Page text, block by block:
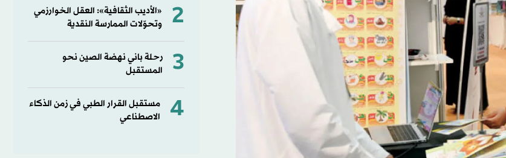
2
«الأديب الثقافية»: العقل الخوارزمي
وتحوّلات الممارسة النقدية
3
رحلة باني نهضة الصين نحو
المستقبل
4
مستقبل القرار الطبي في زمن الذكاء
الاصطناعي